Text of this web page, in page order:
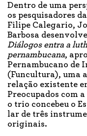
Dentro de uma
os pesquisadores
Filipe Calegario,
Barbosa
Diálogos entra a
pernambucana,
Pernambucano de
(Funcultura), uma
relação existente
Preocupados com
o trio concebeu o
lar de três
originais.